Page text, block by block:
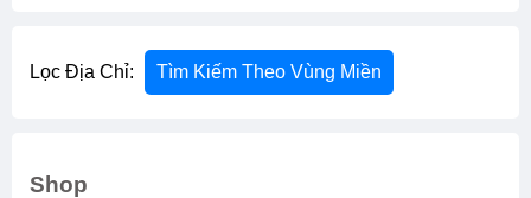
Lọc Địa Chỉ: Tìm Kiếm Theo Vùng Miền
Shop